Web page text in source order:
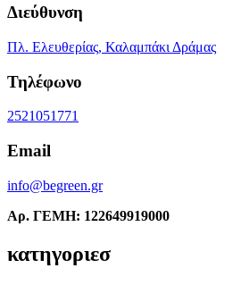
Διεύθυνση
Πλ. Ελευθερίας, Καλαμπάκι Δράμας
Τηλέφωνο
2521051771
Email
info@begreen.gr
Αρ. ΓΕΜΗ: 122649919000
κατηγοριεσ